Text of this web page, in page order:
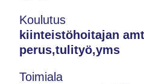
Koulutus
kiinteistöhoitajan
perus,tulityö,yms
Toimiala